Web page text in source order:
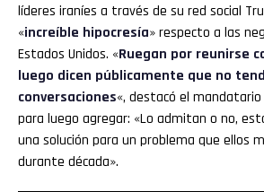
líderes iraníes a través de su red social
«increíble hipocresía» respecto a las
Estados Unidos. «Ruegan por reunirse
luego dicen públicamente que no
conversaciones«, destacó el
para luego agregar: «Lo admitan o no,
una solución para un problema que ellos
durante década».